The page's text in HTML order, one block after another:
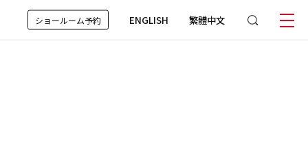
ショールーム予約 ENGLISH 繁體中文